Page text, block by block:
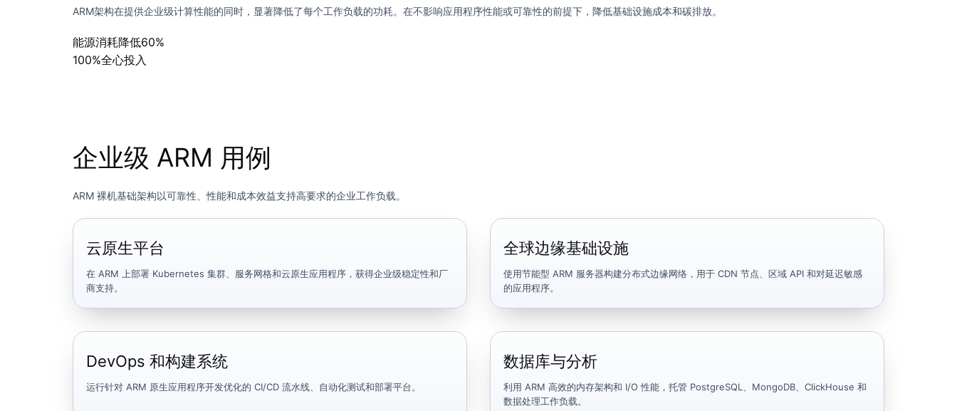
ARM架构在提供企业级计算性能的同时，显著降低了每个工作负载的功耗。在不影响应用程序性能或可靠性的前提下，降低基础设施成本和碳排放。
能源消耗降低60%
100%全心投入
企业级 ARM 用例
ARM 裸机基础架构以可靠性、性能和成本效益支持高要求的企业工作负载。
云原生平台
在 ARM 上部署 Kubernetes 集群、服务网格和云原生应用程序，获得企业级稳定性和厂
商支持。
全球边缘基础设施
使用节能型 ARM 服务器构建分布式边缘网络，用于 CDN 节点、区域 API 和对延迟敏感
的应用程序。
DevOps 和构建系统
运行针对 ARM 原生应用程序开发优化的 CI/CD 流水线、自动化测试和部署平台。
数据库与分析
利用 ARM 高效的内存架构和 I/O 性能，托管 PostgreSQL、MongoDB、ClickHouse 和
数据处理工作负载。